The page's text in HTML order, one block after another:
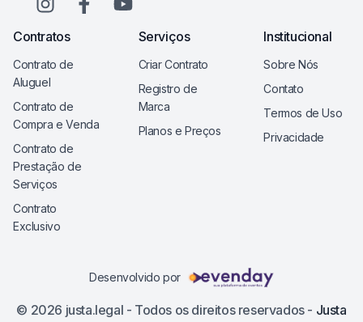
Contratos
Contrato de
Aluguel
Contrato de
Compra e Venda
Contrato de
Prestação de
Serviços
Contrato
Exclusivo
Serviços
Criar Contrato
Registro de
Marca
Planos e Preços
Institucional
Sobre Nós
Contato
Termos de Uso
Privacidade
Desenvolvido por
© 2026 justa.legal - Todos os direitos reservados - Justa